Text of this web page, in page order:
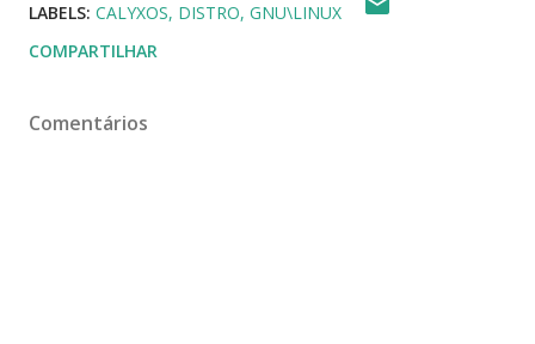
LABELS: CALYXOS DISTRO GNU\LINUX
COMPARTILHAR
Comentários